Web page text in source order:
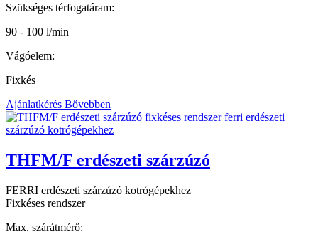
Szükséges térfogatáram:
90 - 100 l/min
Vágóelem:
Fixkés
Ajánlatkérés Bővebben
THFM/F erdészeti szárzúzó
FERRI erdészeti szárzúzó kotrógépekhez
Fixkéses rendszer
Max. szárátmérő: